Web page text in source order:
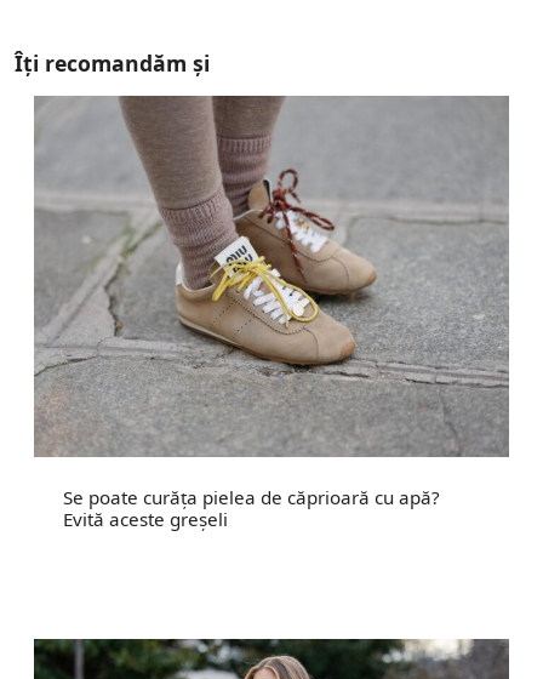
Îți recomandăm și
Se poate curăța pielea de căprioară cu apă?
Evită aceste greșeli